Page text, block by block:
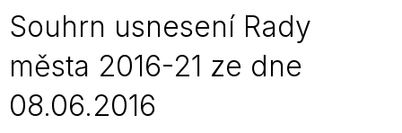
Souhrn usnesení Rady
města 2016-21 ze dne
08.06.2016